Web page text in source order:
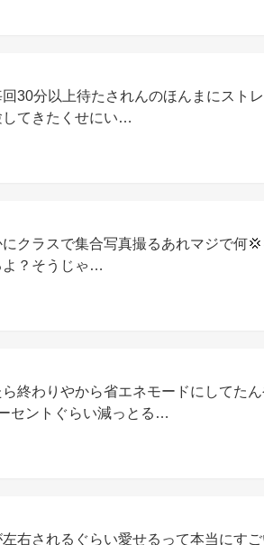
30分以上待たされんのほんまにスト
てきたくせにい…
クラスで集合写真撮るあれマジで何
よ？そうじゃ…
終わりやから省エネモードにしてた
セントぐらい減っとる…
右されるぐらい愛せるって本当にす